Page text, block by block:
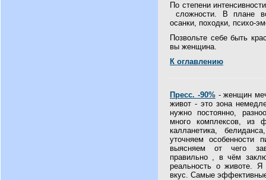
По степени
сложности. В плане
осанки, походки, психо-
Позвольте себе быть
вы женщина.
К оглавлению
Пресс. -90%- женщин
живот - это зона
нужно постоянно,
много комплексов, из
калланетика,
уточняем особенности
выясняем от чего
правильно , в чём
реальность о животе. Я
вкус. Самые